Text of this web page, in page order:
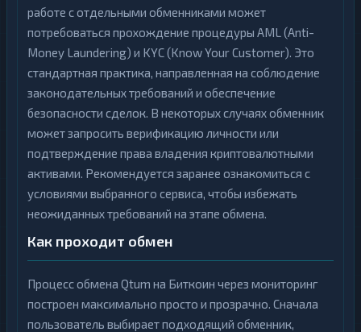
работе с отдельными обменниками может
потребоваться прохождение процедуры AML (Anti-
Money Laundering) и KYC (Know Your Customer). Это
стандартная практика, направленная на соблюдение
законодательных требований и обеспечение
безопасности сделок. В некоторых случаях обменник
может запросить верификацию личности или
подтверждение права владения криптовалютными
активами. Рекомендуется заранее ознакомиться с
условиями выбранного сервиса, чтобы избежать
неожиданных требований на этапе обмена.
Как проходит обмен
Процесс обмена Qtum на Биткоин через мониторинг
построен максимально просто и прозрачно. Сначала
пользователь выбирает подходящий обменник,